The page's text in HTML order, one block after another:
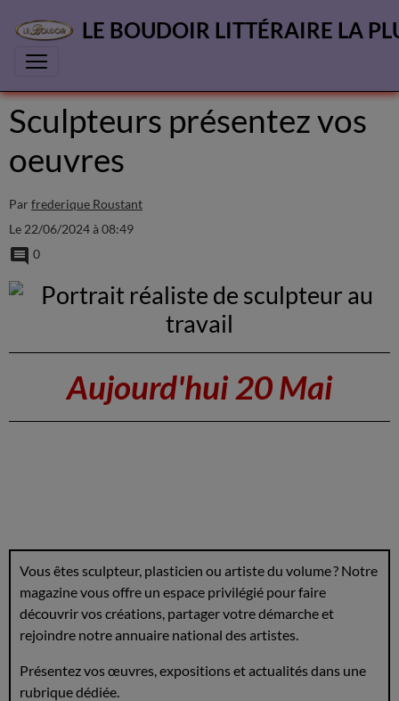
LE BOUDOIR LITTÉRAIRE LA
Sculpteurs présentez vos
oeuvres
Par frederique Roustant
Le 22/06/2024à 08:49
0
Aujourd'hui 20 Mai
Vous êtes sculpteur, plasticien ou artiste du volume ? Notre
magazine vous offre un espace privilégié pour faire
découvrir vos créations, partager votre démarche et
rejoindre notre annuaire national des artistes.
Présentez vos œuvres, expositions et actualités dans une
rubrique dédiée.